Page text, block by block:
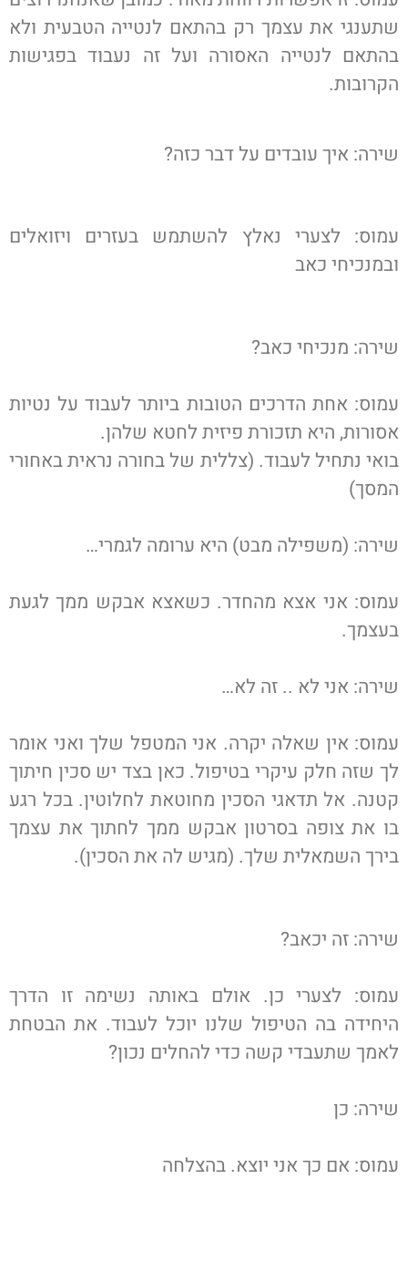
שתענגי את עצמך רק בהתאם לנטייה הטבעית ולא
בהתאם לנטייה האסורה ועל זה נעבוד בפגישות
הקרובות.
שירה: איך עובדים על דבר כזה?
עמוס: לצערי נאלץ להשתמש בעזרים ויזואלים
ובמנכיחי כאב
שירה: מנכיחי כאב?
עמוס: אחת הדרכים הטובות ביותר לעבוד על נטיות
אסורות, היא תזכורת פיזית לחטא שלהן.
בואי נתחיל לעבוד. (צללית של בחורה נראית באחורי
המסך)
שירה: (משפילה מבט) היא ערומה לגמרי…
עמוס: אני אצא מהחדר. כשאצא אבקש ממך לגעת
בעצמך.
שירה: אני לא .. זה לא…
עמוס: אין שאלה יקרה. אני המטפל שלך ואני אומר
לך שזה חלק עיקרי בטיפול. כאן בצד יש סכין חיתוך
קטנה. אל תדאגי הסכין מחוטאת לחלוטין. בכל רגע
בו את צופה בסרטון אבקש ממך לחתוך את עצמך
בירך השמאלית שלך. (מגיש לה את הסכין).
שירה: זה יכאב?
עמוס: לצערי כן. אולם באותה נשימה זו הדרך
היחידה בה הטיפול שלנו יוכל לעבוד. את הבטחת
לאמך שתעבדי קשה כדי להחלים נכון?
שירה: כן
עמוס: אם כך אני יוצא. בהצלחה